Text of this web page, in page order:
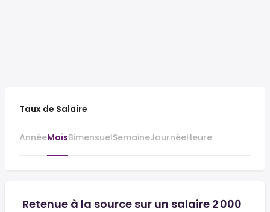
Taux de Salaire
AnnéeMoisBimensuelSemaineJournéeHeure
Retenue à la source sur un salaire 2 000